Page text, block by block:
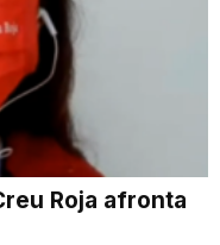
Roja afronta